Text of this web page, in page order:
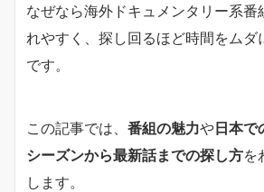
なぜなら海外ドキュメンタリー系番
れやすく、探し回るほど時間をムダ
です。
この記事では、 番組の魅力や日本で
シーズンから最新話までの探し方を
します。